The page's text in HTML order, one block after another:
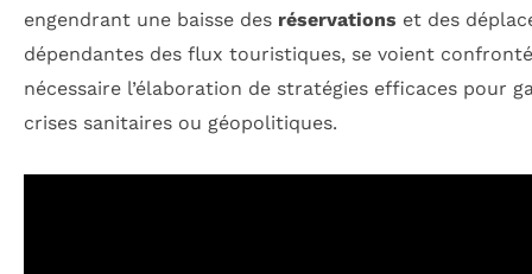
engendrant une baisse des réservations et des
dépendantes des flux touristiques, se voient
nécessaire l’élaboration de stratégies efficaces pour
crises sanitaires ou géopolitiques.